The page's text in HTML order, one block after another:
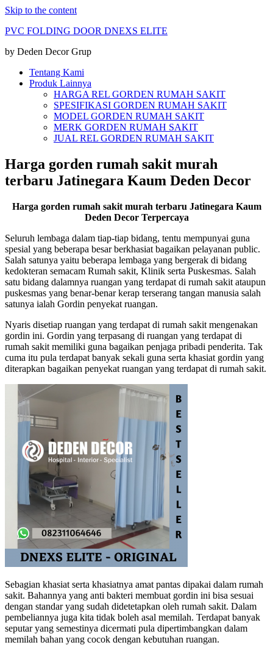
Skip to the content
PVC FOLDING DOOR DNEXS ELITE
by Deden Decor Grup
Tentang Kami
Produk Lainnya
HARGA REL GORDEN RUMAH SAKIT
SPESIFIKASI GORDEN RUMAH SAKIT
MODEL GORDEN RUMAH SAKIT
MERK GORDEN RUMAH SAKIT
JUAL REL GORDEN RUMAH SAKIT
Harga gorden rumah sakit murah
terbaru Jatinegara Kaum Deden Decor
Harga gorden rumah sakit murah terbaru Jatinegara Kaum
Deden Decor Terpercaya
Seluruh lembaga dalam tiap-tiap bidang, tentu mempunyai guna
spesial yang beberapa besar berkhasiat bagaikan pelayanan public.
Salah satunya yaitu beberapa lembaga yang bergerak di bidang
kedokteran semacam Rumah sakit, Klinik serta Puskesmas. Salah
satu bidang dalamnya ruangan yang terdapat di rumah sakit ataupun
puskesmas yang benar-benar kerap terserang tangan manusia salah
satunya ialah Gordin penyekat ruangan.
Nyaris disetiap ruangan yang terdapat di rumah sakit mengenakan
gordin ini. Gordin yang terpasang di ruangan yang terdapat di
rumah sakit memiliki guna bagaikan penjaga pribadi penderita. Tak
cuma itu pula terdapat banyak sekali guna serta khasiat gordin yang
diterapkan bagaikan penyekat ruangan yang terdapat di rumah sakit.
Sebagian khasiat serta khasiatnya amat pantas dipakai dalam rumah
sakit. Bahannya yang anti bakteri membuat gordin ini bisa sesuai
dengan standar yang sudah didetetapkan oleh rumah sakit. Dalam
pembeliannya juga kita tidak boleh asal memilah. Terdapat banyak
seputar yang semestinya dicermati pula dipertimbangkan dalam
memilah bahan yang cocok dengan kebutuhan ruangan.